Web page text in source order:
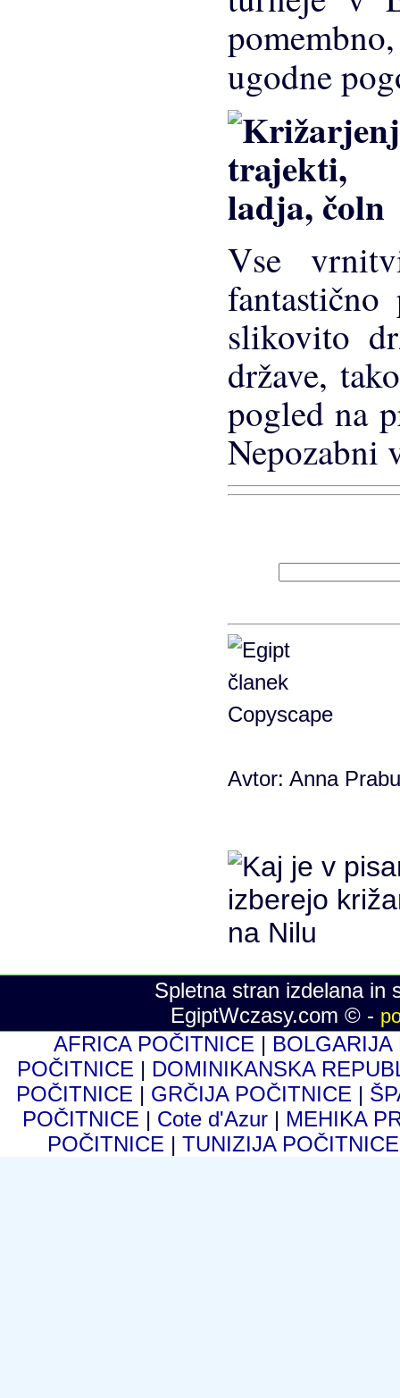
ugodne
Vse
slikovito
države,
pogled na
Nepozabni
Avtor: Anna
Spletna stran izdelana in
EgiptWczasy.com © -
AFRICA POČITNICE |
POČITNICE | DOMINIKANSKA
POČITNICE | GRČIJA POČITNICE |
POČITNICE | Cote d'Azur | MEHIKA
POČITNICE |TUNIZIJA